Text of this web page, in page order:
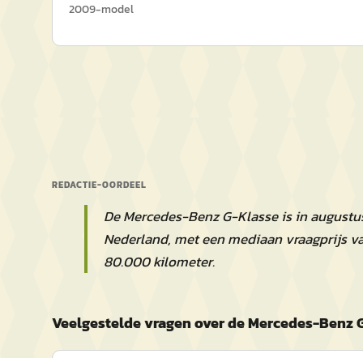
2009-model
REDACTIE-OORDEEL
De Mercedes-Benz G-Klasse is in
Nederland, met een mediaan vraagprijs
80.000 kilometer.
Veelgestelde vragen over de Mercedes-Benz